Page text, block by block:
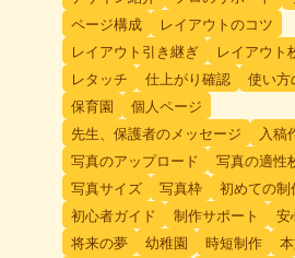
ページ構成
レイアウトのコツ
レイアウト引き継ぎ
レイアウト
レタッチ
仕上がり確認
使い方
保育園
個人ページ
先生、保護者のメッセージ
入稿
写真のアップロード
写真の適性
写真サイズ
写真枠
初めての制
初心者ガイド
制作サポート
安
将来の夢
幼稚園 時短制作